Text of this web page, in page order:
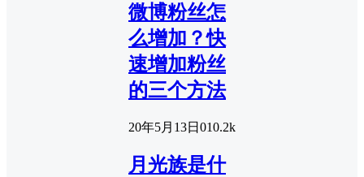
微博粉丝怎
么增加？快
速增加粉丝
的三个方法
20年5月13日 010.2k
月光族是什